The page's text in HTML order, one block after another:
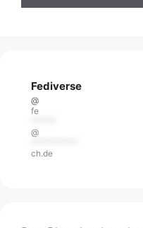
Fediverse
@
fe
@
ch.de